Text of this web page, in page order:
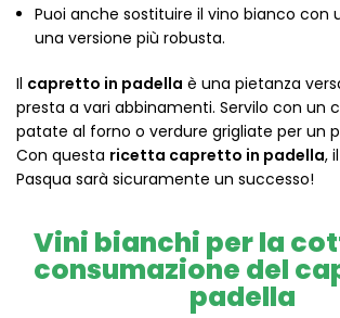
Puoi anche sostituire il vino bianco con
una versione più robusta.
Il capretto in padella è una pietanza
presta a vari abbinamenti. Servilo con un
patate al forno o verdure grigliate per un
Con questa ricetta capretto in padella,
Pasqua sarà sicuramente un successo!
Vini bianchi per la
consumazione del
padella